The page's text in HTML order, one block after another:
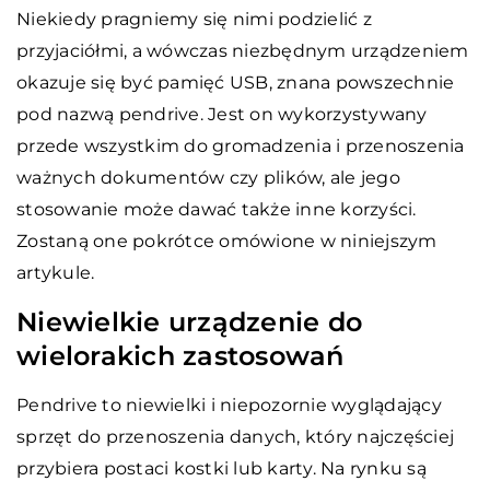
Niekiedy pragniemy się nimi podzielić z
przyjaciółmi, a wówczas niezbędnym urządzeniem
okazuje się być pamięć USB, znana powszechnie
pod nazwą pendrive. Jest on wykorzystywany
przede wszystkim do gromadzenia i przenoszenia
ważnych dokumentów czy plików, ale jego
stosowanie może dawać także inne korzyści.
Zostaną one pokrótce omówione w niniejszym
artykule.
Niewielkie urządzenie do
wielorakich zastosowań
Pendrive to niewielki i niepozornie wyglądający
sprzęt do przenoszenia danych, który najczęściej
przybiera postaci kostki lub karty. Na rynku są